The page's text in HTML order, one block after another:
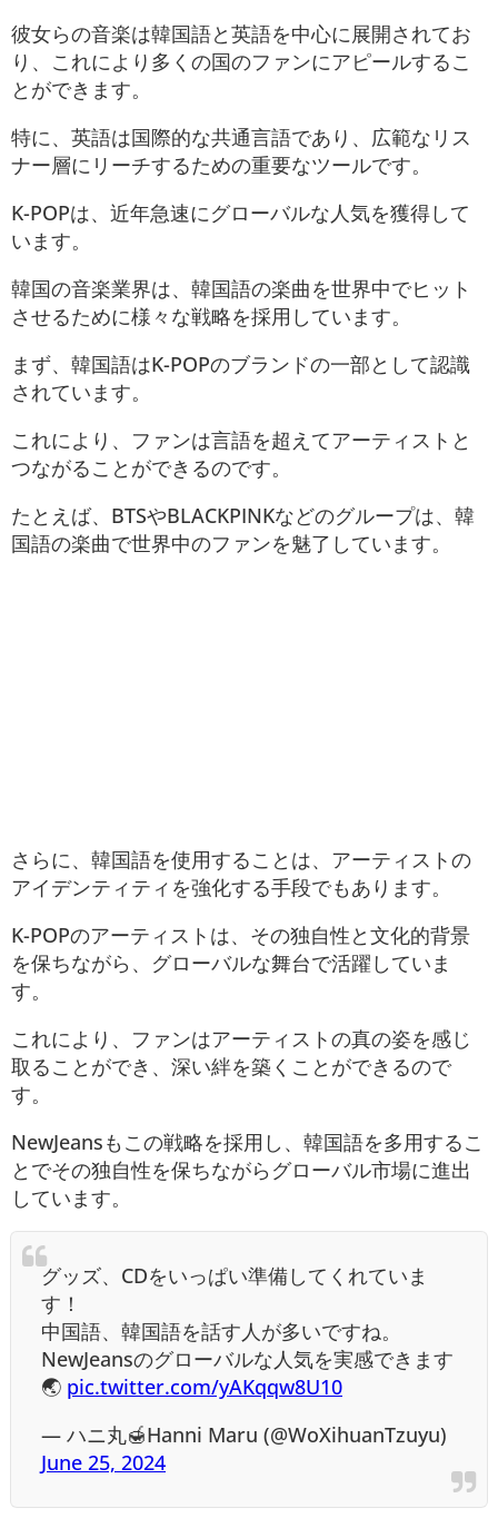
彼女らの音楽は韓国語と英語を中心に展開されてお
り、これにより多くの国のファンにアピールするこ
とができます。
特に、英語は国際的な共通言語であり、広範なリス
ナー層にリーチするための重要なツールです。
K-POPは、近年急速にグローバルな人気を獲得して
います。
韓国の音楽業界は、韓国語の楽曲を世界中でヒット
させるために様々な戦略を採用しています。
まず、韓国語はK-POPのブランドの一部として認識
されています。
これにより、ファンは言語を超えてアーティストと
つながることができるのです。
たとえば、BTSやBLACKPINKなどのグループは、韓
国語の楽曲で世界中のファンを魅了しています。
さらに、韓国語を使用することは、アーティストの
アイデンティティを強化する手段でもあります。
K-POPのアーティストは、その独自性と文化的背景
を保ちながら、グローバルな舞台で活躍していま
す。
これにより、ファンはアーティストの真の姿を感じ
取ることができ、深い絆を築くことができるので
す。
NewJeansもこの戦略を採用し、韓国語を多用するこ
とでその独自性を保ちながらグローバル市場に進出
しています。
グッズ、CDをいっぱい準備してくれていま
す！
中国語、韓国語を話す人が多いですね。
NewJeansのグローバルな人気を実感できます
🌏 pic.twitter.com/yAKqqw8U10
— ハニ丸🍯Hanni Maru (@WoXihuanTzuyu)
June 25, 2024